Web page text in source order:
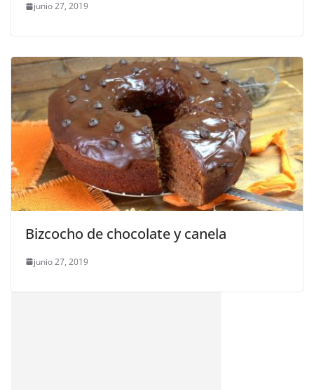
junio 27, 2019
Bizcocho de chocolate y canela
junio 27, 2019